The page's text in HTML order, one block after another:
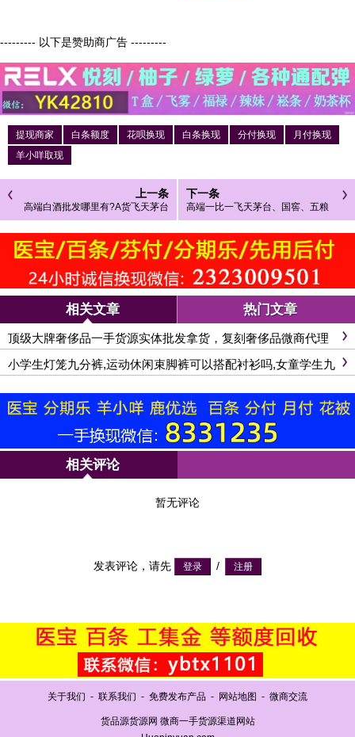
--------- 以下是赞助商广告 ---------
提现商家 白条额度 花呗换现 白条换现 分付换现
月付换现
羊小咩取现
上一条
高端白酒批发哪里有?A货飞天茅台
酒批发市场供应商家
下一条
高端一比一飞天茅台、国窖、五粮
液,a货飞天茅台批发
相关文章 热门文章
顶级大牌奢侈品一手货源实体批发拿货，复刻奢侈品微商代理
一件代发
小学生灯笼九分裤,运动休闲束脚裤可以搭配衬衫吗,女童学生九
分裤9.9
相关评论
暂无评论
发表评论，请先 /
关于我们 - 联系我们 - 免费发布产品 - 网站地图 - 微商交流
货品源货源网 微商一手货源渠道网站